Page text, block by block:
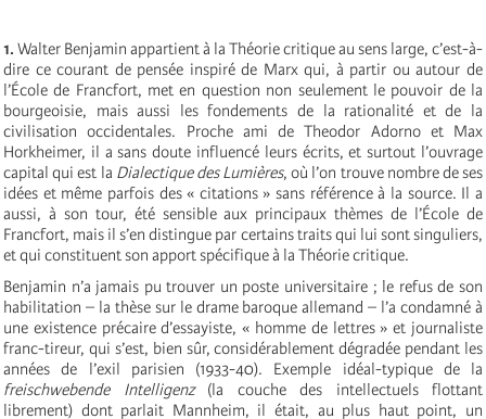
1. Walter Benjamin appartient à la Théorie critique au sens large, c’est-à-
dire ce courant de pensée inspiré de Marx qui, à partir ou autour de
l’École de Francfort, met en question non seulement le pouvoir de la
bourgeoisie, mais aussi les fondements de la rationalité et de la
civilisation occidentales. Proche ami de Theodor Adorno et Max
Horkheimer, il a sans doute influencé leurs écrits, et surtout l’ouvrage
capital qui est la Dialectique des Lumières, où l’on trouve nombre de ses
idées et même parfois des « citations » sans référence à la source. Il a
aussi, à son tour, été sensible aux principaux thèmes de l’École de
Francfort, mais il s’en distingue par certains traits qui lui sont singuliers,
et qui constituent son apport spécifique à la Théorie critique.
Benjamin n’a jamais pu trouver un poste universitaire ; le refus de son
habilitation – la thèse sur le drame baroque allemand – l’a condamné à
une existence précaire d’essayiste, « homme de lettres » et journaliste
franc-tireur, qui s’est, bien sûr, considérablement dégradée pendant les
années de l’exil parisien (1933-40). Exemple idéal-typique de la
freischwebende Intelligenz(la couche des intellectuels flottant
librement) dont parlait Mannheim, il était, au plus haut point, un